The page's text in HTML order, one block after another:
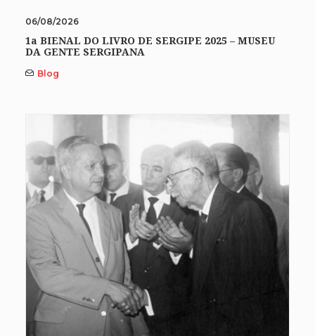
06/08/2026
1a BIENAL DO LIVRO DE SERGIPE 2025 – MUSEU
DA GENTE SERGIPANA
Blog